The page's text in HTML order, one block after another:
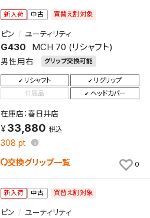
新入荷 中古 買替え割対象
ピン ユーティリティ
G430 MCH 70 (リシャフト)
男性用右 グリップ交換可能
リシャフト
リグリップ
付属品
ヘッドカバー
在庫店：春日井店
33,880 税込
308 pt
交換グリップ一覧 0
新入荷 中古 買替え割対象
ピン ユーティリティ